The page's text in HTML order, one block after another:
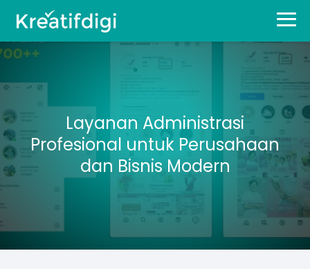
Layanan Administrasi
Profesional untuk Perusahaan
dan Bisnis Modern